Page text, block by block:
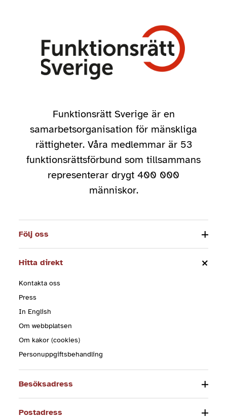
Funktionsrätt Sverige är en
samarbetsorganisation för mänskliga
rättigheter. Våra medlemmar är 53
funktionsrättsförbund som tillsammans
representerar drygt 400 000
människor.
Följ oss
Hitta direkt
Kontakta oss
Press
In English
Om webbplatsen
Om kakor (cookies)
Personuppgiftsbehandling
Besöksadress
Postadress